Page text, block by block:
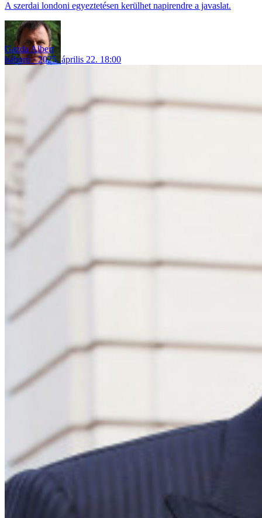
A szerdai londoni egyeztetésen kerülhet napirendre a javaslat.
Gazda Albert
háború
2025. április 22. 18:00